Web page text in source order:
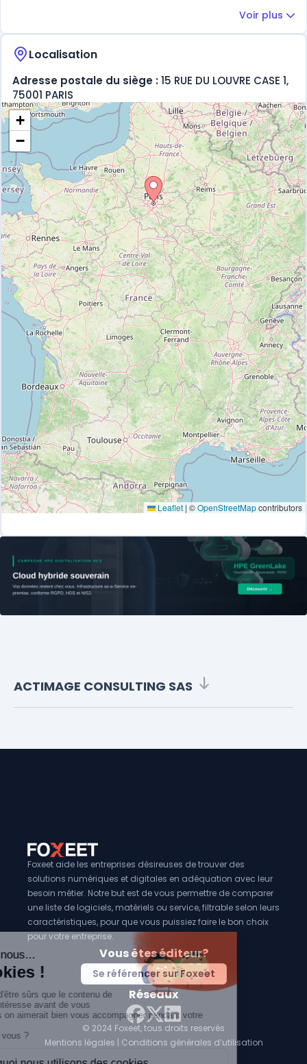
Voir plus
Localisation
Adresse postale du siège :15 RUE DU LOUVRE CASE 1,
75001 PARIS
+
−
Leaflet | ©OpenStreetMapcontributors
ACTIMAGE CONSULTING SAS
Foxeet aide les entreprises désireuses de trouver des
solutions numériques et digitales en adéquation avec leur
besoin métier. Notre but est de vous permettre de comparer
une liste de logiciels, matériels ou service, filtrable selon leurs
caractéristiques, pour que vous puissiez faire le bon choix
pour votre entreprise.
Vous êtes éditeur?
Se référencer sur Foxeet
Réseaux
Facebook
Twitter X
LinkedIn
© 2024 Foxeet, tous droits reservés
Mentions légales | Conditions générales d’utilisation